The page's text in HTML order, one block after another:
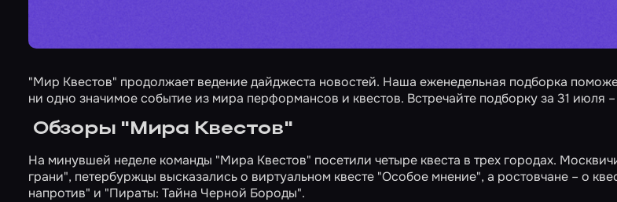
"Мир Квестов" продолжает ведение дайджеста новостей. Наша еженедельная подборка
ни одно значимое событие из мира перформансов и квестов. Встречайте подборку за 31 июля –
Обзоры "Мира Квестов"
На минувшей неделе команды "Мира Квестов" посетили четыре квеста в трех городах.
грани", петербуржцы высказались о виртуальном квесте "Особое мнение", а ростовчане – о
напротив" и "Пираты: Тайна Черной Бороды".